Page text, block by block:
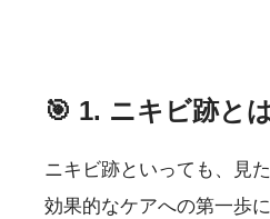
🎯 1. ニキビ跡と
ニキビ跡といっても、見
効果的なケアへの第一歩